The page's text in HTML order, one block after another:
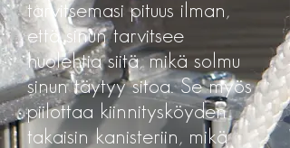
tarvitsemasi pituus ilman,
että sinun tarvitsee
huolehtia siitä, mikä solmu
sinun täytyy sitoa. Se myös
piilottaa kiinnitysköyden
takaisin kanisteriin, mikä